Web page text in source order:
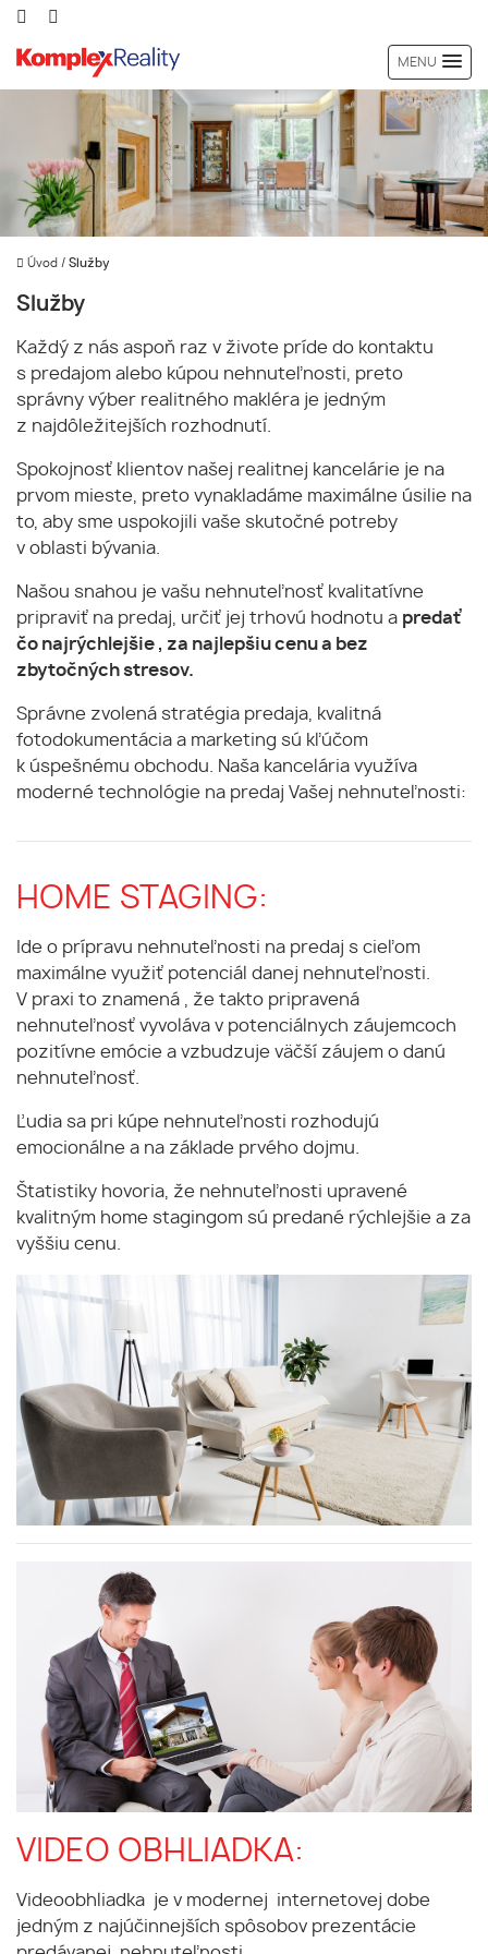
MENU
Úvod / Služby
Služby
Každý z nás aspoň raz v živote príde do kontaktu
s predajom alebo kúpou nehnuteľnosti, preto
správny výber realitného makléra je jedným
z najdôležitejších rozhodnutí.
Spokojnosť klientov našej realitnej kancelárie je na
prvom mieste, preto vynakladáme maximálne úsilie na
to, aby sme uspokojili vaše skutočné potreby
v oblasti bývania.
Našou snahou je vašu nehnuteľnosť kvalitatívne
pripraviť na predaj, určiť jej trhovú hodnotu a predať
čo najrýchlejšie , za najlepšiu cenu a bez
zbytočných stresov.
Správne zvolená stratégia predaja, kvalitná
fotodokumentácia a marketing sú kľúčom
k úspešnému obchodu. Naša kancelária využíva
moderné technológie na predaj Vašej nehnuteľnosti:
HOME STAGING:
Ide o prípravu nehnuteľnosti na predaj s cieľom
maximálne využiť potenciál danej nehnuteľnosti.
V praxi to znamená , že takto pripravená
nehnuteľnosť vyvoláva v potenciálnych záujemcoch
pozitívne emócie a vzbudzuje väčší záujem o danú
nehnuteľnosť.
Ľudia sa pri kúpe nehnuteľnosti rozhodujú
emocionálne a na základe prvého dojmu.
Štatistiky hovoria, že nehnuteľnosti upravené
kvalitným home stagingom sú predané rýchlejšie a za
vyššiu cenu.
VIDEO OBHLIADKA:
Videoobhliadka je v modernej internetovej dobe
jedným z najúčinnejších spôsobov prezentácie